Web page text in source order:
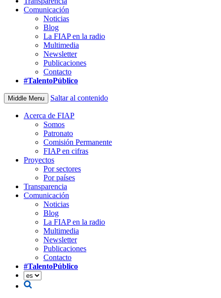
Comunicación
Noticias
Blog
La FIAP en la radio
Multimedia
Newsletter
Publicaciones
Contacto
#TalentoPúblico
Middle Menu Saltar al contenido
Acerca de FIAP
Somos
Patronato
Comisión Permanente
FIAP en cifras
Proyectos
Por sectores
Por países
Transparencia
Comunicación
Noticias
Blog
La FIAP en la radio
Multimedia
Newsletter
Publicaciones
Contacto
#TalentoPúblico